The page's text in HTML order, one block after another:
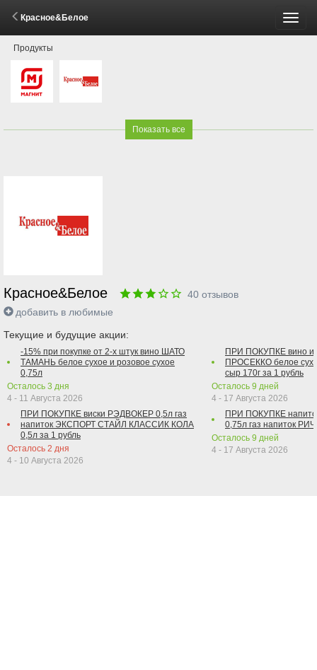
Красное&Белое
Продукты
Показать все
Красное&Белое 40 отзывов
добавить в любимые
Текущие и будущие акции:
-15% при покупке от 2-х штук вино ШАТО
ТАМАНЬ белое сухое и розовое сухое
0,75л
Осталось 3 дня
4 - 11 Августа 2026
ПРИ ПОКУПКЕ виски РЭДВОКЕР 0,5л газ
напиток ЭКСПОРТ СТАЙЛ КЛАССИК КОЛА
0,5л за 1 рубль
Осталось 2 дня
4 - 10 Августа 2026
ПРИ ПОКУПКЕ вино
ПРОСЕККО белое
сыр 170г за 1 рубль
Осталось 9 дней
4 - 17 Августа 2026
ПРИ ПОКУПКЕ
0,75л газ напиток
Осталось 9 дней
4 - 17 Августа 2026